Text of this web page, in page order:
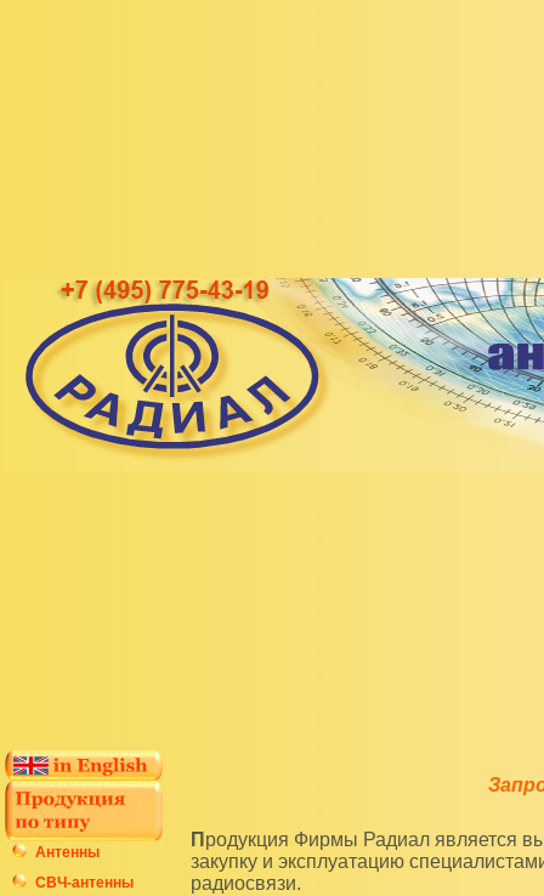
Антенны
СВЧ-антенны
Продукция Фирмы Радиал является высокотехнологичным оборудованием и подразумевает
закупку и эксплуатацию
радиосвязи.